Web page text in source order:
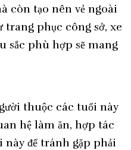
còn tạo nên vẻ ngoài
trang phục công sở, xe
sắc phù hợp sẽ mang
thuộc các tuổi này
hệ làm ăn, hợp tác
để tránh gặp phải